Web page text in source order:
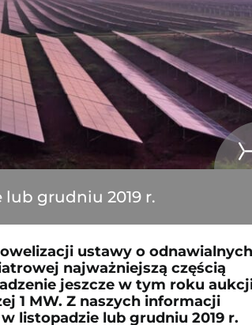
grudniu 2019 r.
ustawy o odnawialnych
najważniejszą częścią
jeszcze w tym roku
1 MW. Z naszych informacji
listopadzie lub grudniu 2019 r.